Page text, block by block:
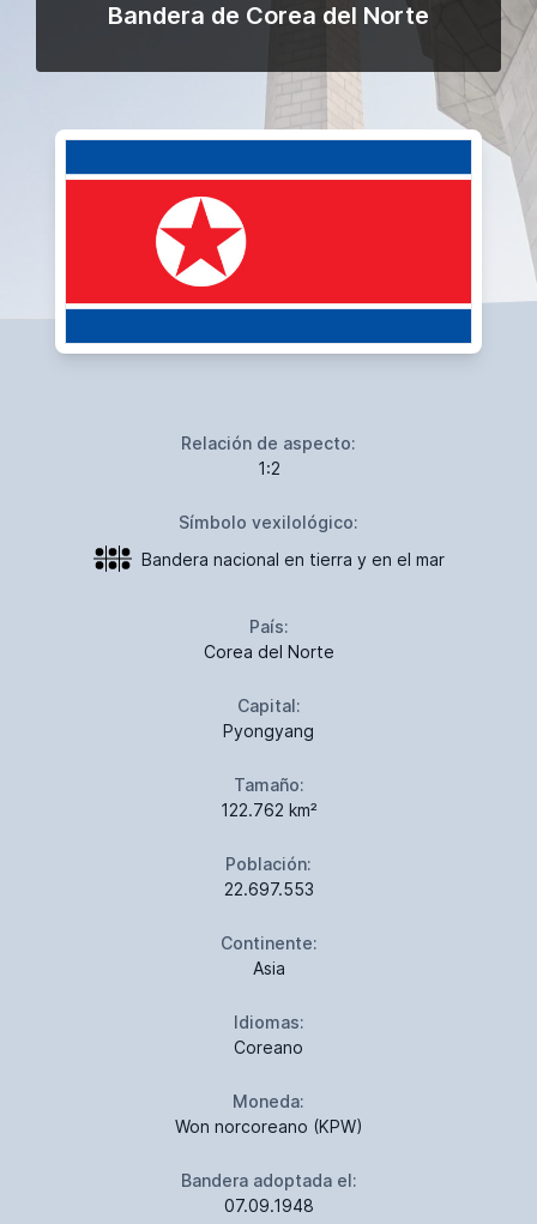
Bandera de Corea del Norte
Relación de aspecto:
1:2
Símbolo vexilológico:
Bandera nacional en tierra y en el mar
País:
Corea del Norte
Capital:
Pyongyang
Tamaño:
122.762 km²
Población:
22.697.553
Continente:
Asia
Idiomas:
Coreano
Moneda:
Won norcoreano (KPW)
Bandera adoptada el:
07.09.1948